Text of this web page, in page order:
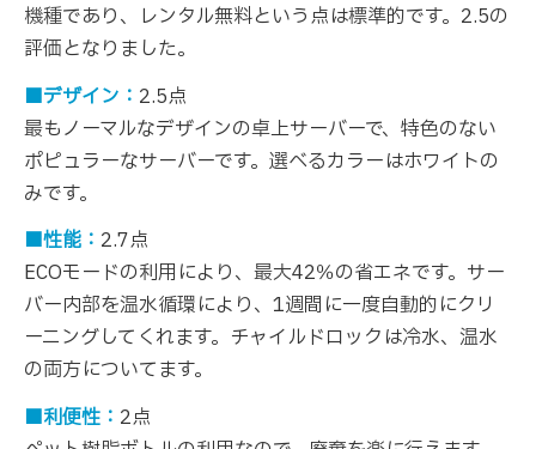
機種であり、レンタル無料という点は標準的です。2.5の
評価となりました。
■デザイン： 2.5点
最もノーマルなデザインの卓上サーバーで、特色のない
ポピュラーなサーバーです。選べるカラーはホワイトの
みです。
■性能： 2.7点
ECOモードの利用により、最大42％の省エネです。サー
バー内部を温水循環により、1週間に一度自動的にクリ
ーニングしてくれます。チャイルドロックは冷水、温水
の両方についてます。
■利便性： 2点